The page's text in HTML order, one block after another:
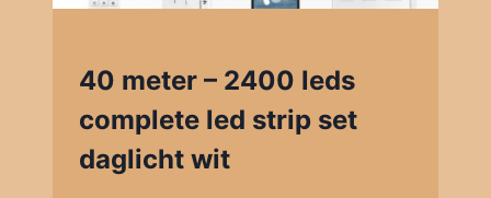
40 meter – 2400 leds
complete led strip set
daglicht wit